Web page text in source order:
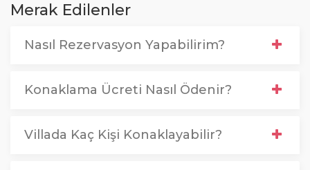
Merak Edilenler
Nasıl Rezervasyon Yapabilirim?
Konaklama Ücreti Nasıl Ödenir?
Villada Kaç Kişi Konaklayabilir?